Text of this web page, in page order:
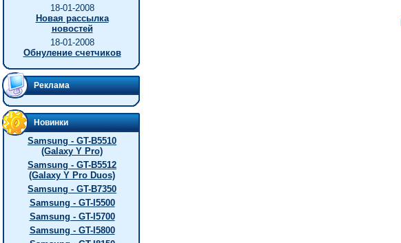
18-01-2008
Новая рассылка
новостей
18-01-2008
Обнуление счетчиков
Реклама
Новинки
Samsung - GT-B5510
(Galaxy Y Pro)
Samsung - GT-B5512
(Galaxy Y Pro Duos)
Samsung - GT-B7350
Samsung - GT-I5500
Samsung - GT-I5700
Samsung - GT-I5800